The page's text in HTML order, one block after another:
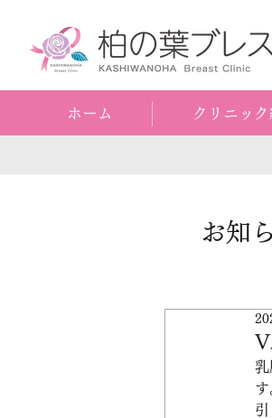
ホーム クリニッ
お知
乳